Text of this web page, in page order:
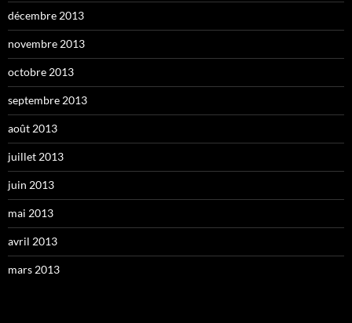
décembre 2013
novembre 2013
octobre 2013
septembre 2013
août 2013
juillet 2013
juin 2013
mai 2013
avril 2013
mars 2013